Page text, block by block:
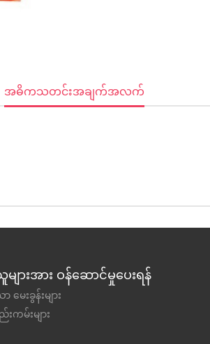
Current
Tab:
အဓိကသတင်းအချက်အလက်
ားအား ဝန်ဆောင်မှုပေးရန်
ေးခွန်းများ
ကမ်းများ